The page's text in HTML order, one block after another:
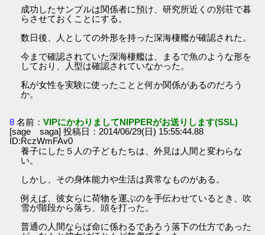
成功したサンプルは関係者に預け、研究所近くの別荘で暮
らさせておくことにする。
数日後、人としての外形を持った深海棲艦が確認された。
今まで確認されていた深海棲艦は、まるで魚のような形を
しており、人型は確認されていなかった。
私が女性を実験に使ったことと何か関係があるのだろう
か。
8 名前：VIPにかわりましてNIPPERがお送りします(SSL)
[sage saga] 投稿日：2014/06/29(日) 15:55:44.88
ID:RczWmFAv0
養子にした５人の子どもたちは、外見は人間と変わらな
い。
しかし、その身体能力や生活は異常なものがある。
例えば、彼女らに荷物を運ぶのを手伝わせているとき、吹
雪が階段から落ち、頭を打った。
普通の人間ならば命に係わるであろう落下の仕方であった